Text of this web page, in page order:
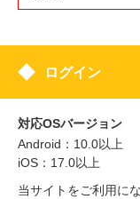
ログイン
対応OSバージョン
Android：10.0以上
iOS：17.0以上
当サイトをご利用に